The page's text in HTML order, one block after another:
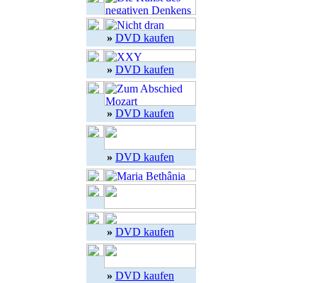
» DVD kaufen
» DVD kaufen
» DVD kaufen
» DVD kaufen
» DVD kaufen
» DVD kaufen